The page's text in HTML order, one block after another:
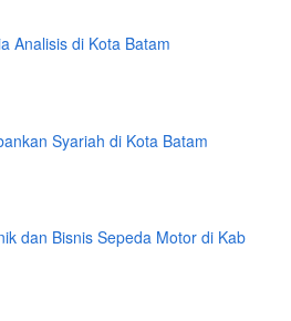
Analisis di Kota Batam
Syariah di Kota Batam
dan Bisnis Sepeda Motor di Kab